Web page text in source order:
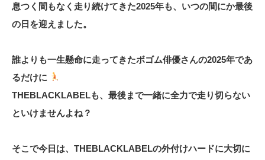
息つく間もなく走り続けてきた2025年も、いつの間にか最後
の日を迎えました。
誰よりも一生懸命に走ってきたボゴム俳優さんの2025年であ
るだけに
THEBLACKLABELも、最後まで一緒に全力で走り切らない
といけませんよね？
そこで今日は、THEBLACKLABELの外付けハードに大切に